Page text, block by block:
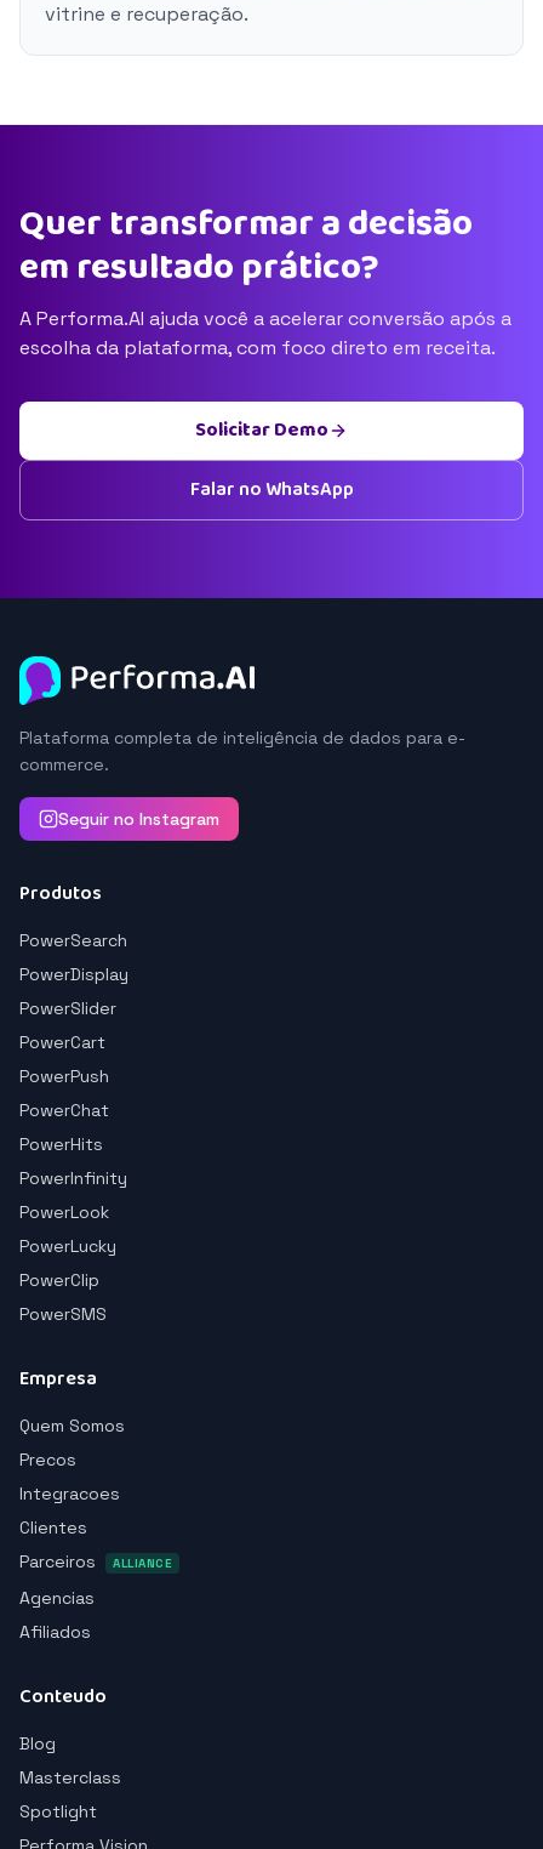
vitrine e recuperação.
Quer transformar a decisão
em resultado prático?
A Performa.AI ajuda você a acelerar conversão após a
escolha da plataforma, com foco direto em receita.
Solicitar Demo
Falar no WhatsApp
Plataforma completa de inteligência de dados para e-
commerce.
Seguir no Instagram
Produtos
PowerSearch
PowerDisplay
PowerSlider
PowerCart
PowerPush
PowerChat
PowerHits
PowerInfinity
PowerLook
PowerLucky
PowerClip
PowerSMS
Empresa
Quem Somos
Precos
Integracoes
Clientes
Parceiros
ALLIANCE
Agencias
Afiliados
Conteudo
Blog
Masterclass
Spotlight